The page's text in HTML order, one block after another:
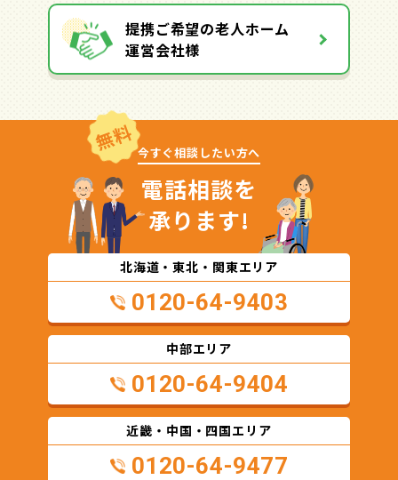
提携ご希望の老人ホーム
運営会社様
無料 今すぐ相談したい方へ
電話相談を
承ります!
北海道・東北・関東エリア
0120-64-9403
中部エリア
0120-64-9404
近畿・中国・四国エリア
0120-64-9477